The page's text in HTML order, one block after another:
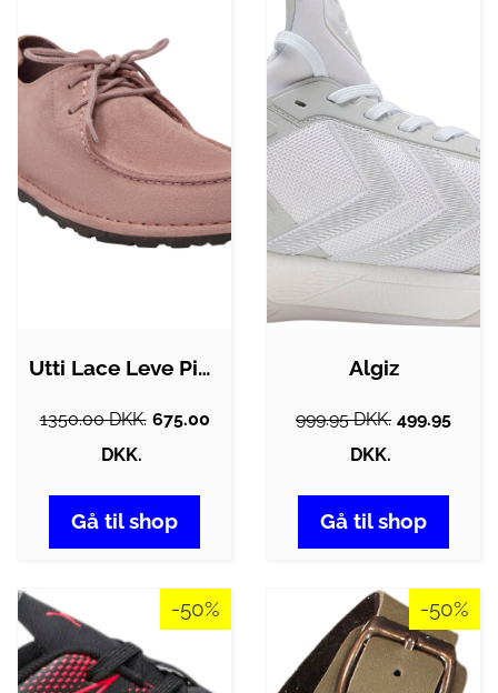
Utti Lace Leve Pink Clay
1350.00 DKK. 675.00
DKK.
Gå til shop
Algiz
999.95 DKK. 499.95
DKK.
Gå til shop
-50% -50%